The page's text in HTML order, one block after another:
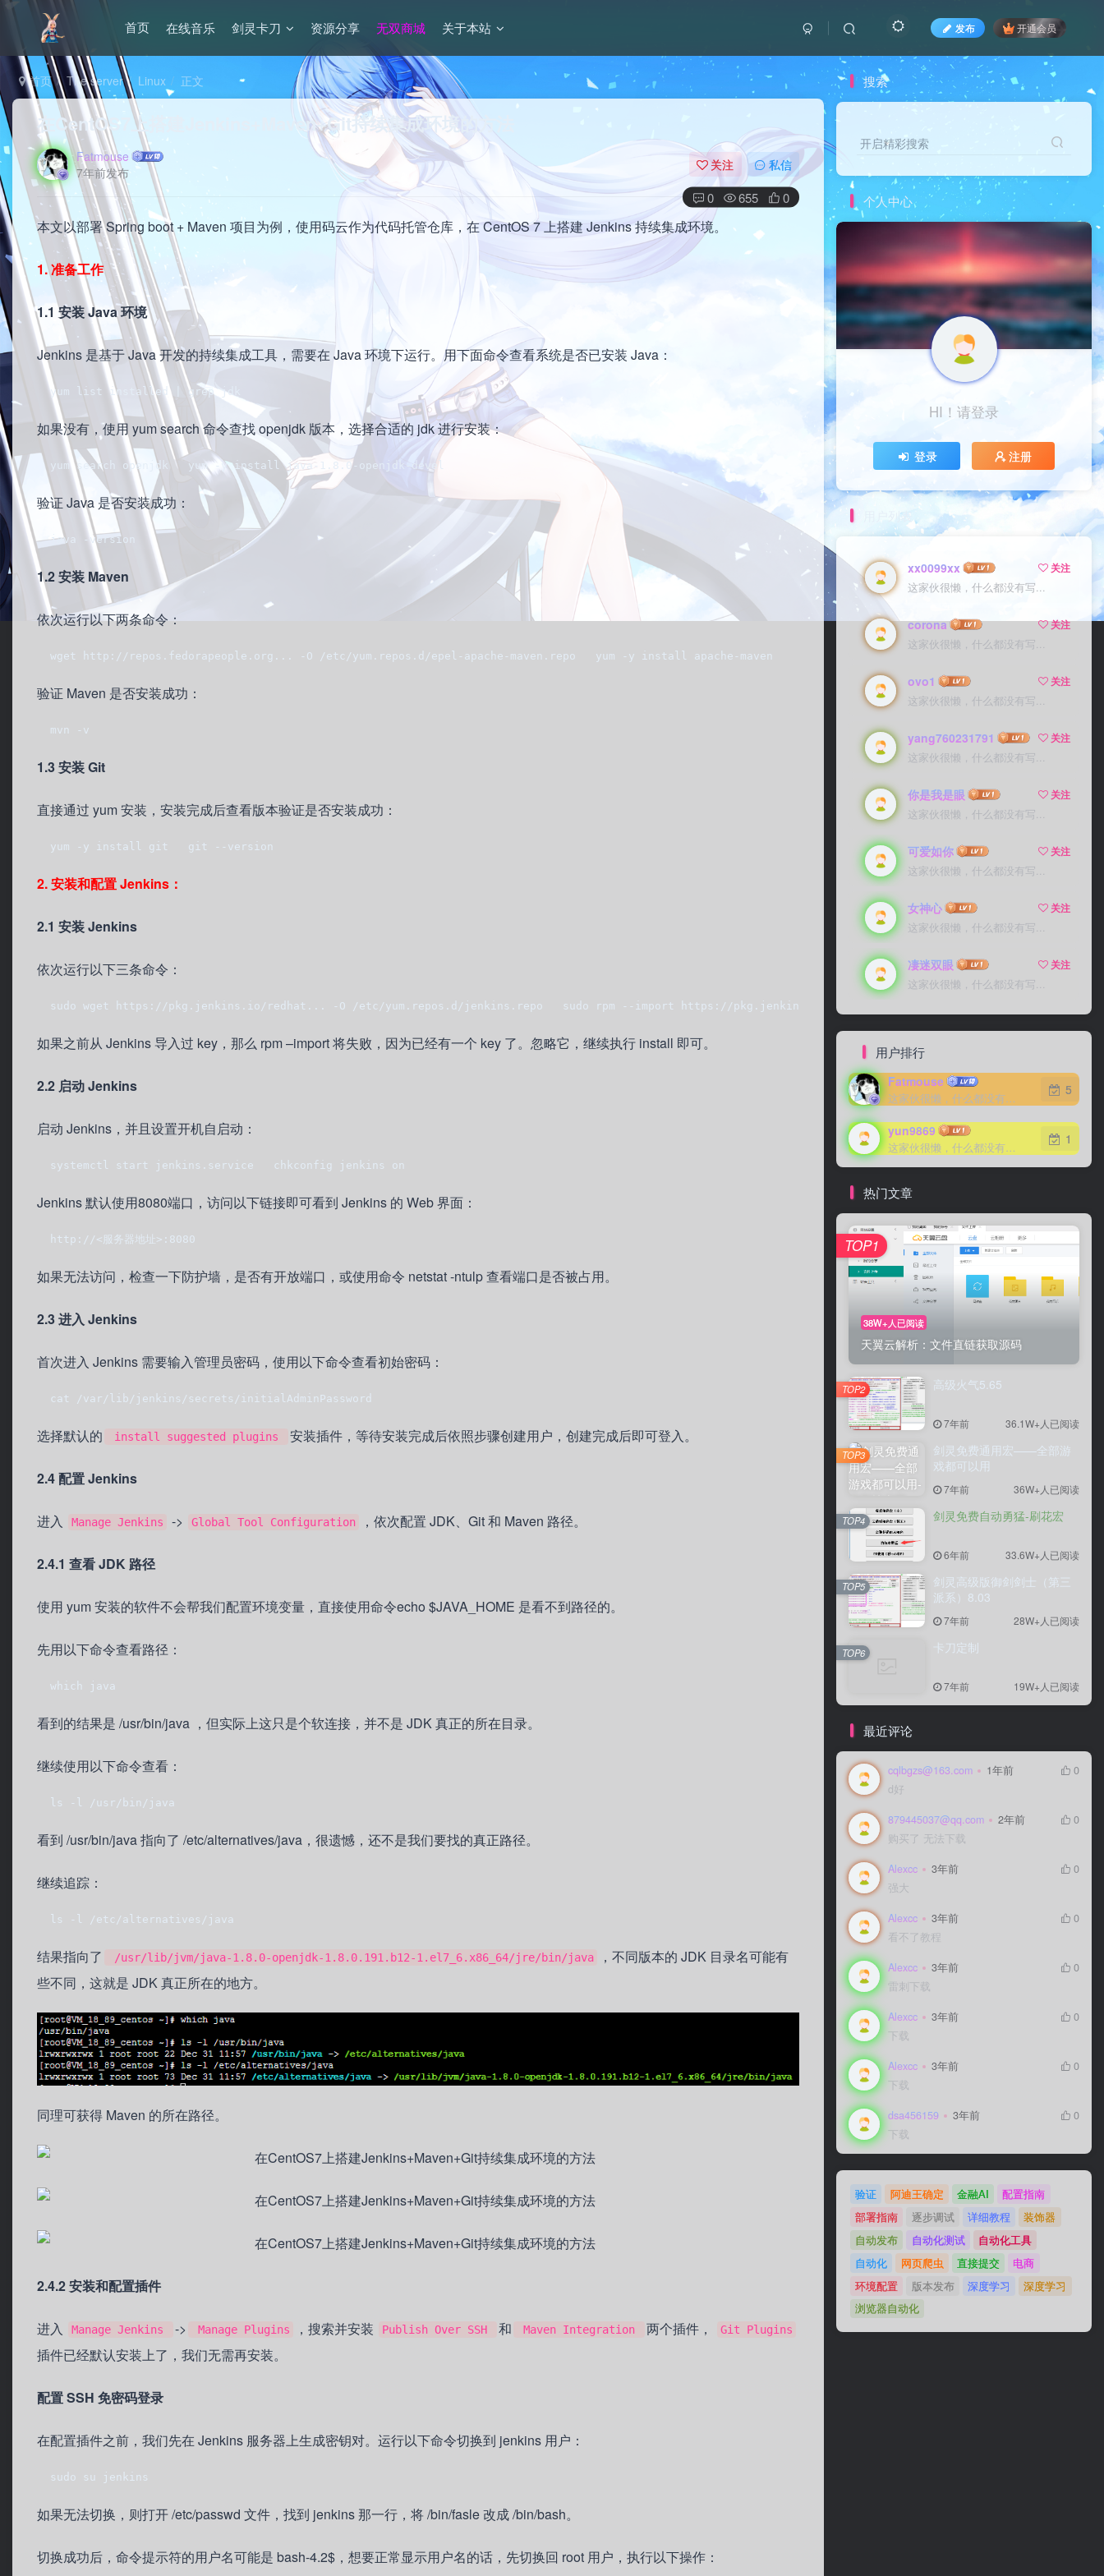
首页 在线音乐 剑灵卡刀 资源分享 无双商城 关于本站 发布 开通会员
首页 The server Linux 正文
在CentOS7上搭建Jenkins+Maven+Git持续集成环境的方法
Fatmouse
7年前发布
关注 私信
0 655 0
本文以部署 Spring boot + Maven 项目为例，使用码云作为代码托管仓库，在 CentOS 7 上搭建 Jenkins 持续集成环境。
1. 准备工作
1.1 安装 Java 环境
Jenkins 是基于 Java 开发的持续集成工具，需要在 Java 环境下运行。用下面命令查看系统是否已安装 Java：
  yum list installed | grep jdk
如果没有，使用 yum search 命令查找 openjdk 版本，选择合适的 jdk 进行安装：
  yum search openjdk   yum -y install java-1.8.0-openjdk-devel
验证 Java 是否安装成功：
  java -version
1.2 安装 Maven
依次运行以下两条命令：
  wget http://repos.fedorapeople.org... -O /etc/yum.repos.d/epel-apache-maven.repo   yum -y install apache-maven
验证 Maven 是否安装成功：
  mvn -v
1.3 安装 Git
直接通过 yum 安装，安装完成后查看版本验证是否安装成功：
  yum -y install git   git --version
2. 安装和配置 Jenkins：
2.1 安装 Jenkins
依次运行以下三条命令：
  sudo wget https://pkg.jenkins.io/redhat... -O /etc/yum.repos.d/jenkins.repo   sudo rpm --import https://pkg.jenkins.io/redhat...   yum -y install jenkins
如果之前从 Jenkins 导入过 key，那么 rpm –import 将失败，因为已经有一个 key 了。忽略它，继续执行 install 即可。
2.2 启动 Jenkins
启动 Jenkins，并且设置开机自启动：
  systemctl start jenkins.service   chkconfig jenkins on
Jenkins 默认使用8080端口，访问以下链接即可看到 Jenkins 的 Web 界面：
  http://<服务器地址>:8080
如果无法访问，检查一下防护墙，是否有开放端口，或使用命令 netstat -ntulp 查看端口是否被占用。
2.3 进入 Jenkins
首次进入 Jenkins 需要输入管理员密码，使用以下命令查看初始密码：
  cat /var/lib/jenkins/secrets/initialAdminPassword
选择默认的 install suggested plugins 安装插件，等待安装完成后依照步骤创建用户，创建完成后即可登入。
2.4 配置 Jenkins
进入 Manage Jenkins -> Global Tool Configuration ，依次配置 JDK、Git 和 Maven 路径。
2.4.1 查看 JDK 路径
使用 yum 安装的软件不会帮我们配置环境变量，直接使用命令echo $JAVA_HOME 是看不到路径的。
先用以下命令查看路径：
  which java
看到的结果是 /usr/bin/java ，但实际上这只是个软连接，并不是 JDK 真正的所在目录。
继续使用以下命令查看：
  ls -l /usr/bin/java
看到 /usr/bin/java 指向了 /etc/alternatives/java，很遗憾，还不是我们要找的真正路径。
继续追踪：
  ls -l /etc/alternatives/java
结果指向了 /usr/lib/jvm/java-1.8.0-openjdk-1.8.0.191.b12-1.el7_6.x86_64/jre/bin/java
，不同版本的 JDK 目录名可能有
些不同，这就是 JDK 真正所在的地方。
同理可获得 Maven 的所在路径。
2.4.2 安装和配置插件
进入 Manage Jenkins -> Manage Plugins ，搜索并安装 Publish Over SSH 和 Maven Integration 两个插件， Git Plugins
插件已经默认安装上了，我们无需再安装。
配置 SSH 免密码登录
在配置插件之前，我们先在 Jenkins 服务器上生成密钥对。运行以下命令切换到 jenkins 用户：
  sudo su jenkins
如果无法切换，则打开 /etc/passwd 文件，找到 jenkins 那一行，将 /bin/fasle 改成 /bin/bash。
切换成功后，命令提示符的用户名可能是 bash-4.2$，想要正常显示用户名的话，先切换回 root 用户，执行以下操作：
搜索
开启精彩搜索
个人中心
HI！请登录
登录 注册
用户列表
xx0099xx
关注
这家伙很懒，什么都没有写...
corona
关注
这家伙很懒，什么都没有写...
ovo1
关注
这家伙很懒，什么都没有写...
yang760231791
关注
这家伙很懒，什么都没有写...
你是我是眼
关注
这家伙很懒，什么都没有写...
可爱如你
关注
这家伙很懒，什么都没有写...
女神心
关注
这家伙很懒，什么都没有写...
凄迷双眼
关注
这家伙很懒，什么都没有写...
用户排行
Fatmouse
这家伙很懒，什么都没有写...
5
yun9869
这家伙很懒，什么都没有写...
1
热门文章
38W+人已阅读
天翼云解析：文件直链获取源码
TOP1
高级火气5.65
7年前 36.1W+人已阅读
TOP2
剑灵免费通用宏——全部游
戏都可以用
7年前 36W+人已阅读
TOP3
剑灵免费自动勇猛-刷花宏
6年前 33.6W+人已阅读
TOP4
剑灵高级版御剑剑士（第三
派系）8.03
7年前 28W+人已阅读
TOP5
卡刀定制
7年前 19W+人已阅读
TOP6
最近评论
cqlbgzs@163.com 1年前
0
d好
879445037@qq.com 2年前
0
购买了 无法下载
Alexcc 3年前
0
强大
Alexcc 3年前
0
看不了教程
Alexcc 3年前
0
雷刺下载
Alexcc 3年前
0
下载
Alexcc 3年前
0
下载
dsa456159 3年前
0
下载
验证 阿迪王确定 金融AI
配置指南
部署指南
逐步调试 详细教程
装饰器
自动发布
自动化测试
自动化工具
自动化
网页爬虫 直接提交
电商
环境配置
版本发布 深度学习
深度学习
浏览器自动化